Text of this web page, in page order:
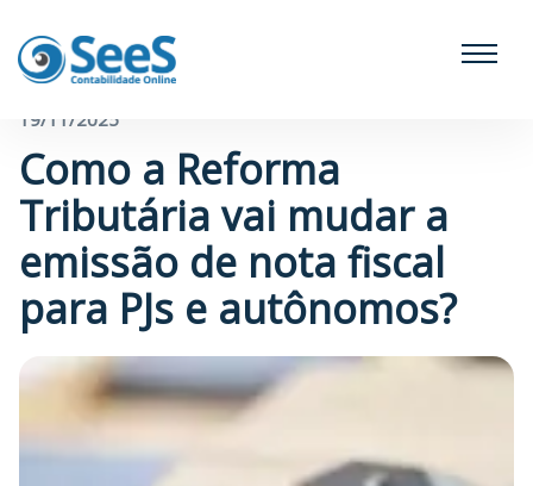
← Voltar para o blog
19/11/2025
Como a Reforma
Tributária vai mudar a
emissão de nota fiscal
para PJs e autônomos?